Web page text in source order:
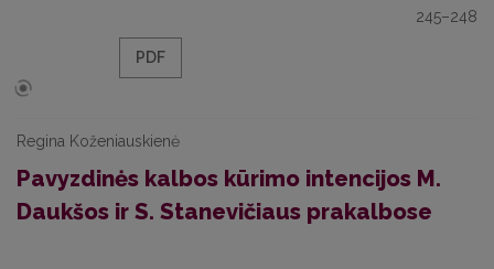
245–248
PDF
Regina Koženiauskienė
Pavyzdinės kalbos kūrimo intencijos M.
Daukšos ir S. Stanevičiaus prakalbose